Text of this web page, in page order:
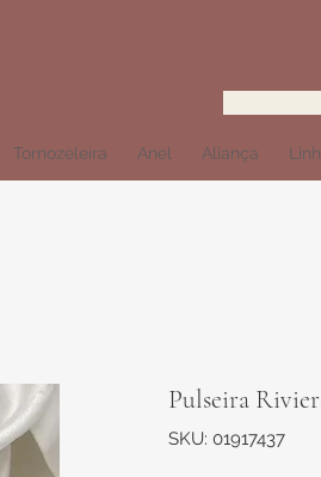
Tornozeleira Anel Aliança
Pulseira
SKU: 01917437